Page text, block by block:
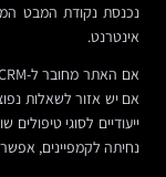
נכנסת נקודת המבט
אינטרנט.
אם יש אזור לשאלות
ייעודיים לסוגי
נחיתה לקמפיינים, אפשר